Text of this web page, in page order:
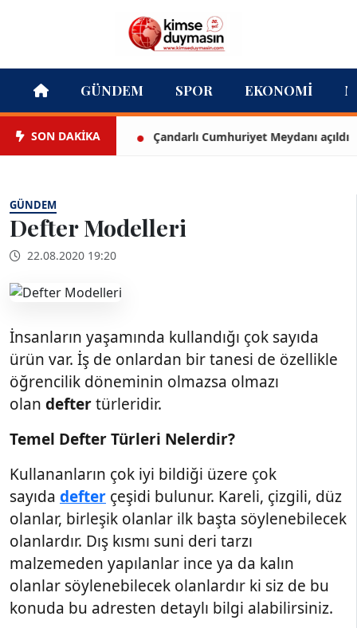
GÜNDEM SPOR EKONOMI
SON DAKİKA Çandarlı Cumhuriyet Meydanı açıldı
GÜNDEM
Defter Modelleri
22.08.2020 19:20
İnsanların yaşamında kullandığı çok sayıda
ürün var. İş de onlardan bir tanesi de özellikle
öğrencilik döneminin olmazsa olmazı
olan deftertürleridir.
Temel Defter Türleri Nelerdir?
Kullananların çok iyi bildiği üzere çok
sayıda defter çeşidi bulunur. Kareli, çizgili, düz
olanlar, birleşik olanlar ilk başta söylenebilecek
olanlardır. Dış kısmı suni deri tarzı
malzemeden yapılanlar ince ya da kalın
olanlar söylenebilecek olanlardır ki siz de bu
konuda bu adresten detaylı bilgi alabilirsiniz.